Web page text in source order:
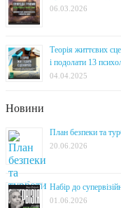
06.03.2026
Теорія життєвих
і подолати 13
04.04.2025
Новини
План безпеки та
20.06.2026
Набір до
01.06.2026